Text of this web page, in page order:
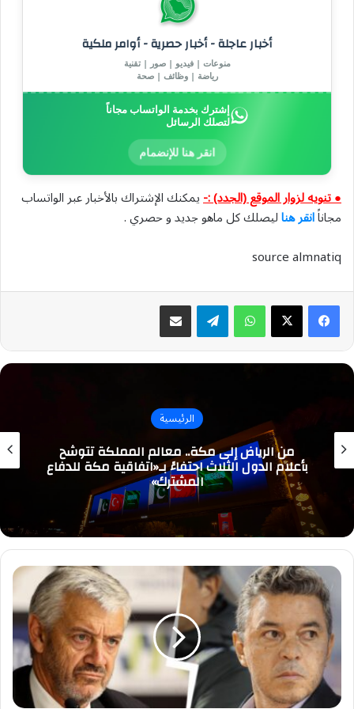
أخبار عاجلة - أخبار حصرية - أوامر ملكية
منوعات | فيديو | صور | تقنية
رياضة | وظائف | صحة
إشترك بخدمة الواتساب مجاناً
لتصلك الرسائل
انقر هنا للإنضمام
● تنويه لزوار الموقع (الجدد) :-يمكنك الإشتراك بالأخبار عبر الواتساب
مجاناًانقر هناليصلك كل ماهو جديد و حصري .
source almnatiq
واتسابتيلقرام مشاركة عبر البريد
الرئيسية
من الرياض إلى مكة.. معالم المملكة تتوشح
بأعلام الدول الثلاث احتفاءً بـ«اتفاقية مكة للدفاع
المشترك»
‎الاتحاد
يستعين
بمحام
أجنبي
في
قضية
جاياردو